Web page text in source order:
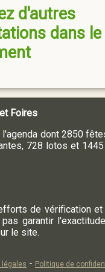
d'autres
dans le
Foires
dont 2850
728 lotos et
de vérification et
garantir
le site.
légales - Politique de